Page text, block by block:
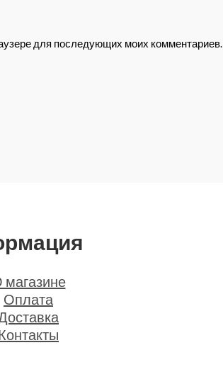
для последующих моих комментариев.
магазине
Оплата
Доставка